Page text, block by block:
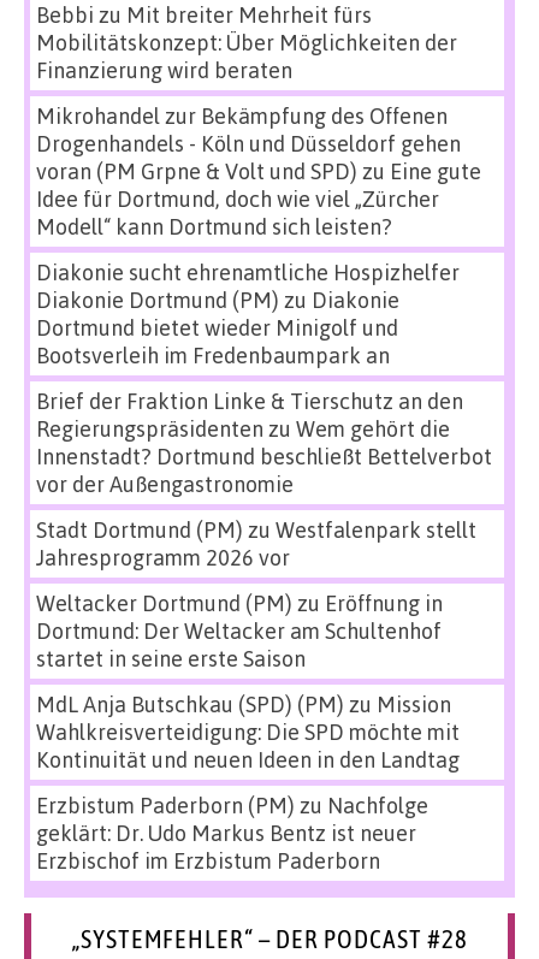
Bebbi zu Mit breiter Mehrheit fürs
Mobilitätskonzept: Über Möglichkeiten der
Finanzierung wird beraten
Mikrohandel zur Bekämpfung des Offenen
Drogenhandels - Köln und Düsseldorf gehen
voran (PM Grpne & Volt und SPD) zu Eine gute
Idee für Dortmund, doch wie viel „Zürcher
Modell“ kann Dortmund sich leisten?
Diakonie sucht ehrenamtliche Hospizhelfer
Diakonie Dortmund (PM) zu Diakonie
Dortmund bietet wieder Minigolf und
Bootsverleih im Fredenbaumpark an
Brief der Fraktion Linke & Tierschutz an den
Regierungspräsidenten zu Wem gehört die
Innenstadt? Dortmund beschließt Bettelverbot
vor der Außengastronomie
Stadt Dortmund (PM) zu Westfalenpark stellt
Jahresprogramm 2026 vor
Weltacker Dortmund (PM) zu Eröffnung in
Dortmund: Der Weltacker am Schultenhof
startet in seine erste Saison
MdL Anja Butschkau (SPD) (PM) zu Mission
Wahlkreisverteidigung: Die SPD möchte mit
Kontinuität und neuen Ideen in den Landtag
Erzbistum Paderborn (PM) zu Nachfolge
geklärt: Dr. Udo Markus Bentz ist neuer
Erzbischof im Erzbistum Paderborn
„SYSTEMFEHLER“ – DER PODCAST #28